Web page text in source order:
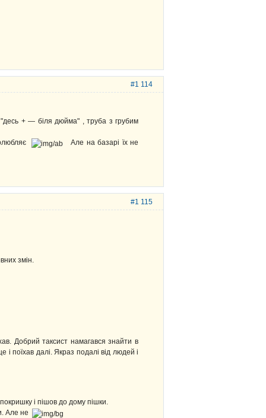
#1 114
"десь + — біля дюйма" , труба з грубим
Але на базарі їх не
#1 115
змін.
Добрий таксист намагався знайти в
поїхав далі. Якраз подалі від людей і
і пішов до дому пішки.
Але не